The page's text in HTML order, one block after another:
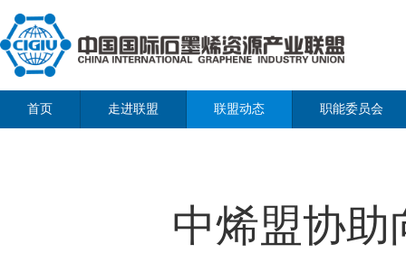
首页 走进联盟 联盟动态 职能委员会
中烯盟协助